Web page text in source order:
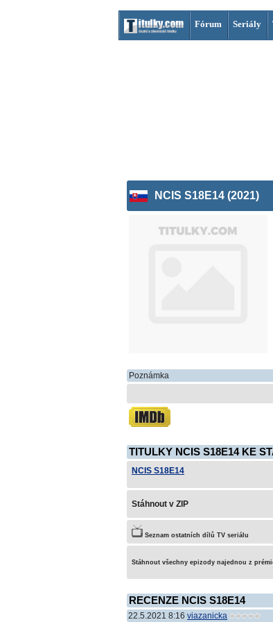
Fórum Seriály
NCIS S18E14 (2021)
Poznámka
TITULKY NCIS S18E14 KE
NCIS S18E14
Stáhnout v ZIP
Seznam ostatních dílů TV seriálu
Stáhnout všechny epizody najednou z
RECENZE NCIS S18E14
22.5.2021 8:16 viazanicka